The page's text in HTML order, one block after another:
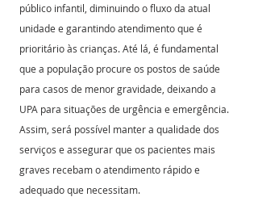
público infantil, diminuindo o fluxo da atual
unidade e garantindo atendimento que é
prioritário às crianças. Até lá, é fundamental
que a população procure os postos de saúde
para casos de menor gravidade, deixando a
UPA para situações de urgência e emergência.
Assim, será possível manter a qualidade dos
serviços e assegurar que os pacientes mais
graves recebam o atendimento rápido e
adequado que necessitam.